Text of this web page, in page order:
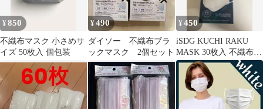
¥850
不織布マスク 小さめサ
イズ 50枚入 個包装
¥490
ダイソー 不織布ブラ
ックマスク 2個セット
¥450
iSDG KUCHI RAKU
MASK 30枚入 不織布マ
スク